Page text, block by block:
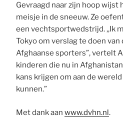
Gevraagd naar zijn hoop wijst
meisje in de sneeuw. Ze
een vechtsportwedstrijd. ,,Ik
Tokyo om verslag te doen
Afghaanse sporters”, vertelt
kinderen die nu in
kans krijgen om aan de
kunnen.”
Met dank aanwww.dvhn.nl.